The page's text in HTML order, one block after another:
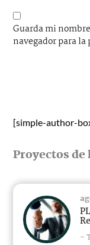
Guarda mi
navegador para
[simple-author-
Proyectos
-